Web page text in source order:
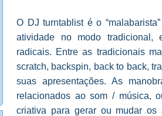
O DJ turntablist é o
atividade no modo tradicional,
radicais. Entre as tradicionais
scratch, backspin, back to back,
suas apresentações. As
relacionados ao som / música,
criativa para gerar ou mudar